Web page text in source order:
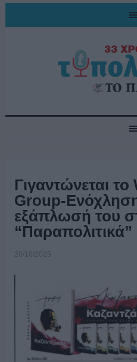
Γιγαντώνεται
Group-
εξάπλωσή του
20/10/2025